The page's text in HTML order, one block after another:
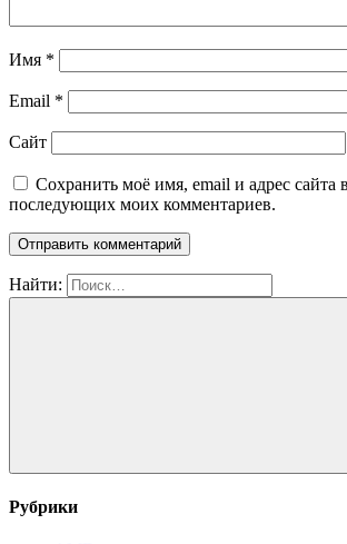
Имя *
Email *
Сайт
Сохранить моё имя, email и адрес сайта
последующих моих комментариев.
Найти:
Рубрики